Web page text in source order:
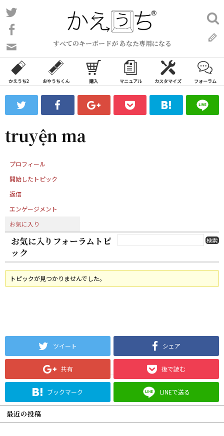
コ
ン
ン
ツ
ス
ッ
すべてのキーボードが あなた専用になる
い
合
わ
フ
ォ
ム
検
索:
かえうち2 おやうちくん 購入 マニュアル カスタマイズ フォーラム
truyện ma
プロフィール
開始したトピック
返信
エンゲージメント
お気に入り
お気に入りフォーラムトピ
ック
トピックが見つかりませんでした。
ツイート シェア
共有 後で読む
ブックマーク LINEで送る
最近の投稿